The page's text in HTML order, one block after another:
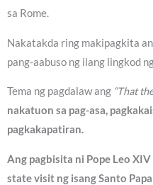
sa Rome.
Nakatakda ring makipagkita
pang-aabuso ng ilang lingkod
Tema ng pagdalaw ang “That
nakatuon sa pag-asa,
pagkakapatiran.
Ang pagbisita ni Pope Leo
state visit ng isang Santo